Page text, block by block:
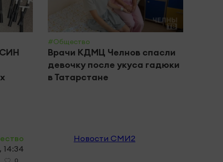
#Общество
Врачи КДМЦ Челнов спасли
девочку после укуса гадюки
в Татарстане
14:34
0
Новости СМИ2